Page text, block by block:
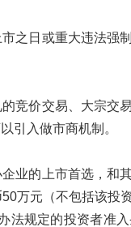
之日或重大违法强
竞价交易、大宗交
引入做市商机制。
业的上市首选，和
万元（不包括该投
规定的投资者准